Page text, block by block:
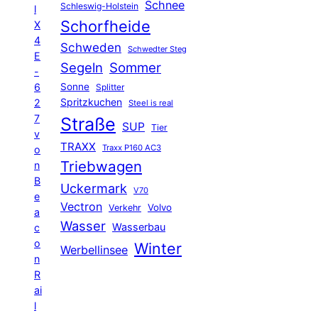
l
X
4
E
-
6
2
7
v
o
n
B
e
a
c
o
n
R
ai
l
Schleswig-Holstein Schnee
Schorfheide
Schweden Schwedter Steg
Segeln Sommer
Sonne Splitter
Spritzkuchen Steel is real
Straße SUP Tier
TRAXX Traxx P160 AC3
Triebwagen
Uckermark V70
Vectron Verkehr Volvo
Wasser Wasserbau
Werbellinsee Winter